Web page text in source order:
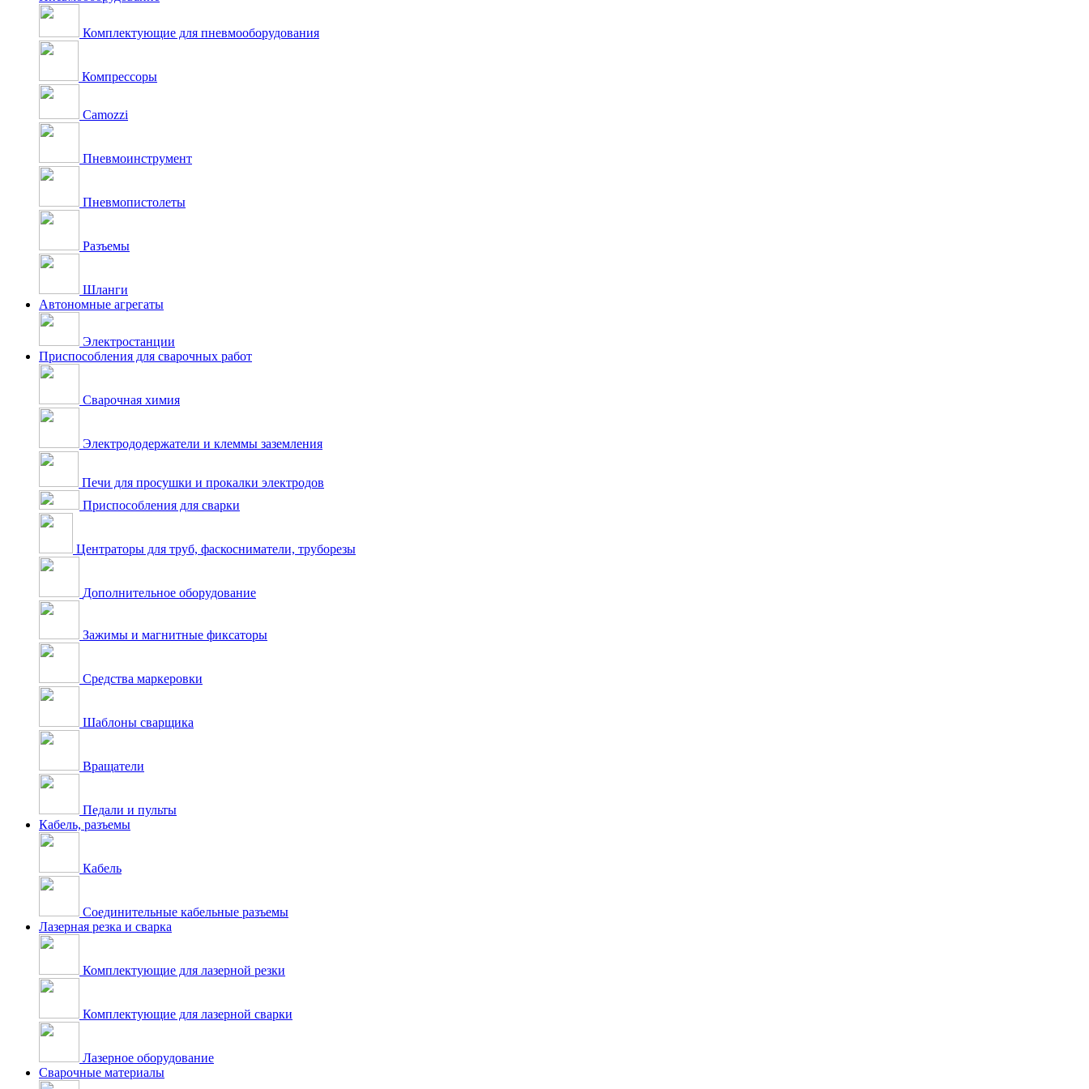
Комплектующие для пневмооборудования
Компрессоры
Camozzi
Пневмоинструмент
Пневмопистолеты
Разъемы
Шланги
Автономные агрегаты
Электростанции
Приспособления для сварочных работ
Сварочная химия
Электрододержатели и клеммы заземления
Печи для просушки и прокалки электродов
Приспособления для сварки
Центраторы для труб, фаскосниматели, труборезы
Дополнительное оборудование
Зажимы и магнитные фиксаторы
Средства маркеровки
Шаблоны сварщика
Вращатели
Педали и пульты
Кабель, разъемы
Кабель
Соединительные кабельные разъемы
Лазерная резка и сварка
Комплектующие для лазерной резки
Комплектующие для лазерной сварки
Лазерное оборудование
Сварочные материалы